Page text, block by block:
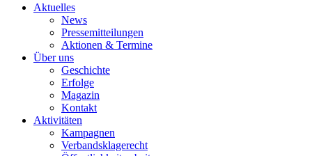
Aktuelles
News
Pressemitteilungen
Aktionen & Termine
Über uns
Geschichte
Erfolge
Magazin
Kontakt
Aktivitäten
Kampagnen
Verbandsklagerecht